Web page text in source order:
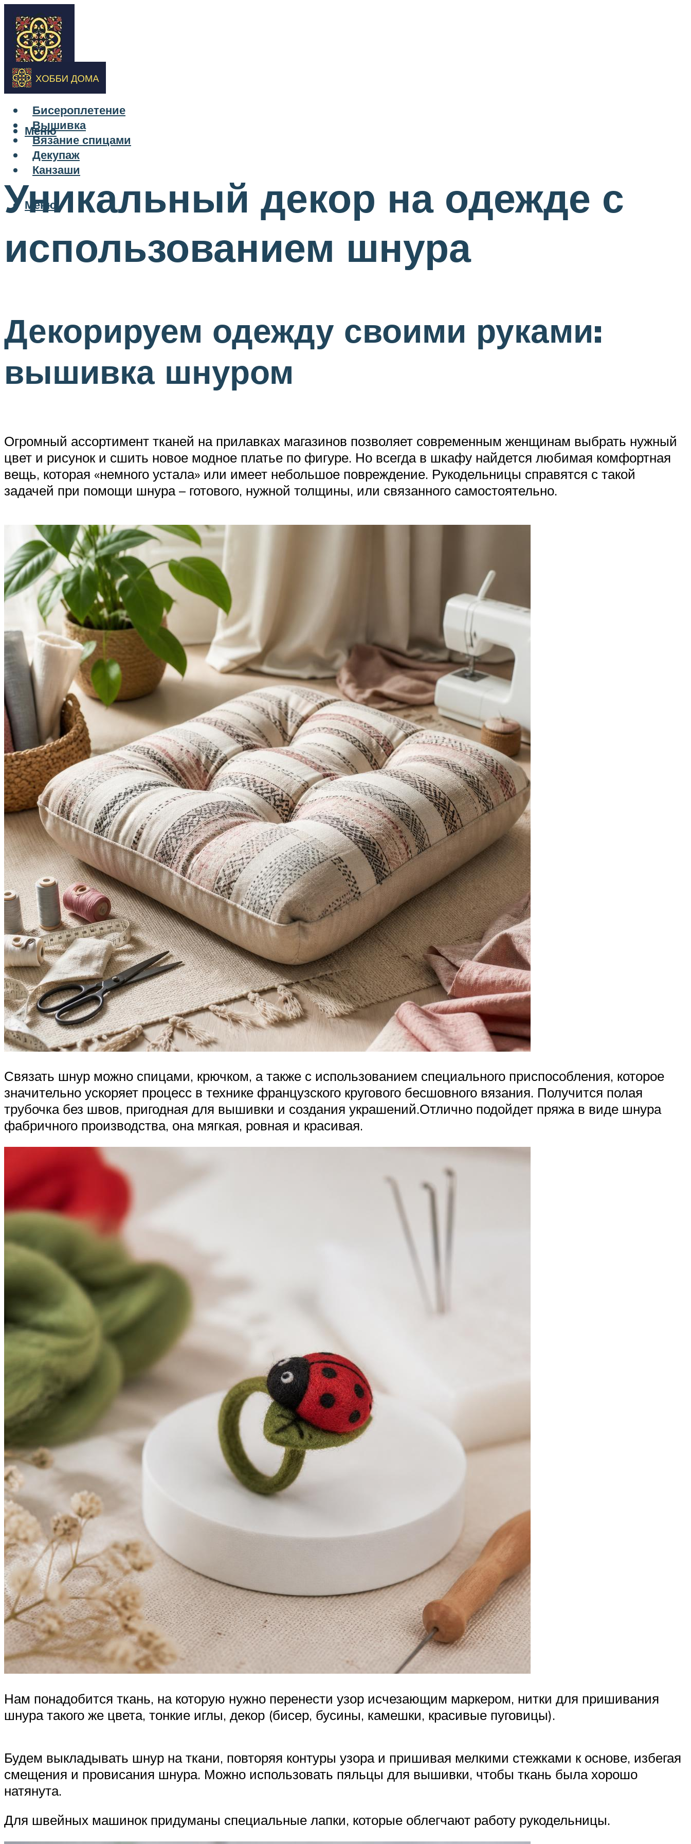
Бисероплетение
Вышивка
Вязание спицами
Декупаж
Канзаши
Меню
Меню
Уникальный декор на одежде с
использованием шнура
Декорируем одежду своими руками:
вышивка шнуром
Огромный ассортимент тканей на прилавках магазинов позволяет современным женщинам выбрать нужный
цвет и рисунок и сшить новое модное платье по фигуре. Но всегда в шкафу найдется любимая комфортная
вещь, которая «немного устала» или имеет небольшое повреждение. Рукодельницы справятся с такой
задачей при помощи шнура – готового, нужной толщины, или связанного самостоятельно.
Связать шнур можно спицами, крючком, а также с использованием специального приспособления, которое
значительно ускоряет процесс в технике французского кругового бесшовного вязания. Получится полая
трубочка без швов, пригодная для вышивки и создания украшений.Отлично подойдет пряжа в виде шнура
фабричного производства, она мягкая, ровная и красивая.
Нам понадобится ткань, на которую нужно перенести узор исчезающим маркером, нитки для пришивания
шнура такого же цвета, тонкие иглы, декор (бисер, бусины, камешки, красивые пуговицы).
Будем выкладывать шнур на ткани, повторяя контуры узора и пришивая мелкими стежками к основе, избегая
смещения и провисания шнура. Можно использовать пяльцы для вышивки, чтобы ткань была хорошо
натянута.
Для швейных машинок придуманы специальные лапки, которые облегчают работу рукодельницы.